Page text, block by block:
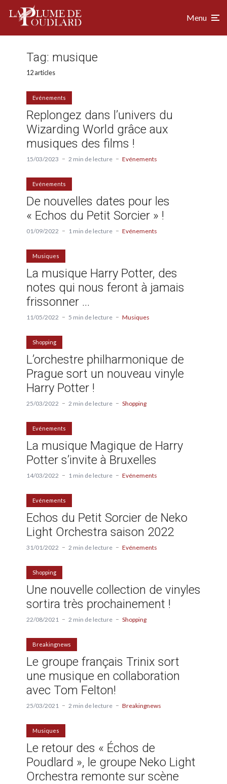
Menu
Tag: musique
12 articles
Evénements
Replongez dans l’univers du
Wizarding World grâce aux
musiques des films !
15/03/2023 2 min de lecture Evénements
Evénements
De nouvelles dates pour les
« Echos du Petit Sorcier » !
01/09/2022 1 min de lecture Evénements
Musiques
La musique Harry Potter, des
notes qui nous feront à jamais
frissonner …
11/05/2022 5 min de lecture Musiques
Shopping
L’orchestre philharmonique de
Prague sort un nouveau vinyle
Harry Potter !
25/03/2022 2 min de lecture Shopping
Evénements
La musique Magique de Harry
Potter s’invite à Bruxelles
14/03/2022 1 min de lecture Evénements
Evénements
Echos du Petit Sorcier de Neko
Light Orchestra saison 2022
31/01/2022 2 min de lecture Evénements
Shopping
Une nouvelle collection de vinyles
sortira très prochainement !
22/08/2021 2 min de lecture Shopping
Breakingnews
Le groupe français Trinix sort
une musique en collaboration
avec Tom Felton!
25/03/2021 2 min de lecture Breakingnews
Musiques
Le retour des « Échos de
Poudlard », le groupe Neko Light
Orchestra remonte sur scène